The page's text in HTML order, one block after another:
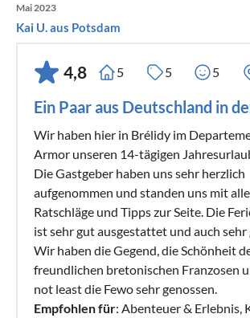
Mai 2023
Kai U. aus Potsdam
4,8 5 5 5
Ein Paar aus Deutschland in
Wir haben hier in Brélidy im
Armor unseren 14-tägigen
Die Gastgeber haben uns sehr herzlich
aufgenommen und standen uns mit
Ratschläge und Tipps zur Seite. Die
ist sehr gut ausgestattet und auch sehr
Wir haben die Gegend, die Schönheit
freundlichen bretonischen Franzosen
not least die Fewo sehr genossen.
Empfohlen für: Abenteuer & Erlebnis,